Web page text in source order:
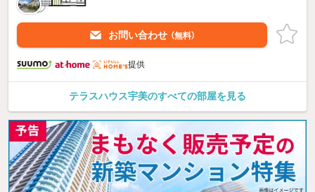
お問い合わせ （無料）
提供
テラスハウス宇美のすべての部屋を見る